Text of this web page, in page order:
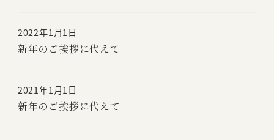
新年のご挨拶に代えて
2022年1月1日
新年のご挨拶に代えて
2021年1月1日